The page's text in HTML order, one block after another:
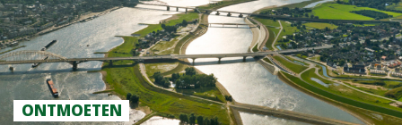
ONTMOETEN